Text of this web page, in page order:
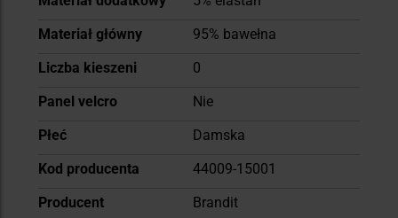
Materiał główny
95% bawełna
Liczba kieszeni
0
Panel velcro
Nie
Płeć
Damska
Kod producenta
44009-15001
Producent
Brandit